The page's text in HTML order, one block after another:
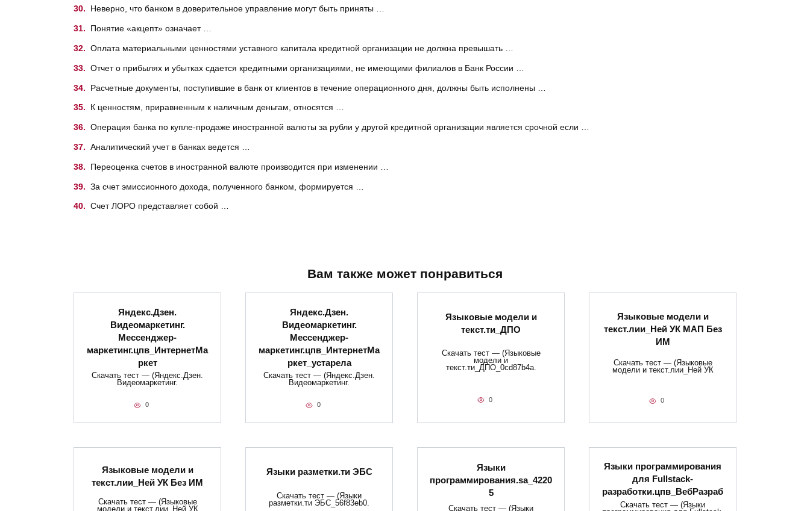
Неверно, что банком в доверительное управление могут быть приняты …
Понятие «акцепт» означает …
Оплата материальными ценностями уставного капитала кредитной организации не должна превышать …
Отчет о прибылях и убытках сдается кредитными организациями, не имеющими филиалов в Банк России …
Расчетные документы, поступившие в банк от клиентов в течение операционного дня, должны быть исполнены …
К ценностям, приравненным к наличным деньгам, относятся …
Операция банка по купле-продаже иностранной валюты за рубли у другой кредитной организации является срочной если …
Аналитический учет в банках ведется …
Переоценка счетов в иностранной валюте производится при изменении …
За счет эмиссионного дохода, полученного банком, формируется …
Счет ЛОРО представляет собой …
Вам также может понравиться
Яндекс.Дзен.
Видеомаркетинг.
Мессенджер-
маркетинг.цпв_ИнтернетМа
ркет
Скачать тест — (Яндекс.Дзен.
Видеомаркетинг.
0
Яндекс.Дзен.
Видеомаркетинг.
Мессенджер-
маркетинг.цпв_ИнтернетМа
ркет_устарела
Скачать тест — (Яндекс.Дзен.
Видеомаркетинг.
0
Языковые модели и
текст.ти_ДПО
Скачать тест — (Языковые
модели и
текст.ти_ДПО_0cd87b4a.
0
Языковые модели и
текст.лии_Ней УК МАП Без
ИМ
Скачать тест — (Языковые
модели и текст.лии_Ней УК
0
Языковые модели и
текст.лии_Ней УК Без ИМ
Скачать тест — (Языковые
Языки разметки.ти​ ЭБС
Скачать тест — (Языки
разметки.ти​ ЭБС_56f83eb0.
Языки
программирования.sa_4220
5
Скачать тест — (Языки
Языки программирования
для Fullstack-
разработки.цпв_ВебРазраб
Скачать тест — (Языки